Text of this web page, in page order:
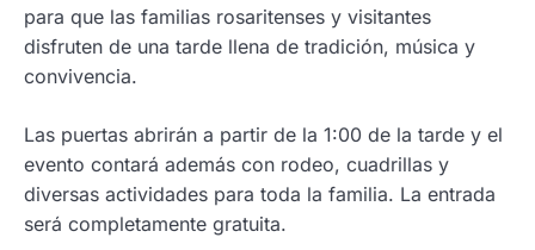
para que las familias rosaritenses y visitantes
disfruten de una tarde llena de tradición, música y
convivencia.
Las puertas abrirán a partir de la 1:00 de la tarde y el
evento contará además con rodeo, cuadrillas y
diversas actividades para toda la familia. La entrada
será completamente gratuita.